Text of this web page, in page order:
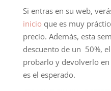
Si entras en su web,
inicio que es muy
precio. Además, esta
descuento de un 50%,
probarlo y devolverlo
es el esperado.